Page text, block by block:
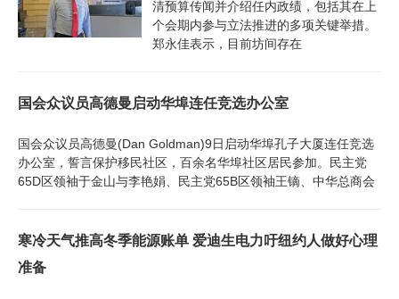
清预算传闻并介绍任内政绩，包括其在上
个会期内参与立法推进的多项关键举措。
郑永佳表示，目前坊间存在
国会众议员高德曼启动华埠连任竞选办公室
国会众议员高德曼(Dan Goldman)9日启动华埠孔子大厦连任竞选
办公室，誓言保护移民社区，百余名华埠社区居民参加。民主党
65D区领袖于金山与李艳娟、民主党65B区领袖王镝、中华总商会
寒冷天气推高冬季能源账单 爱迪生电力吁纽约人做好心理
准备